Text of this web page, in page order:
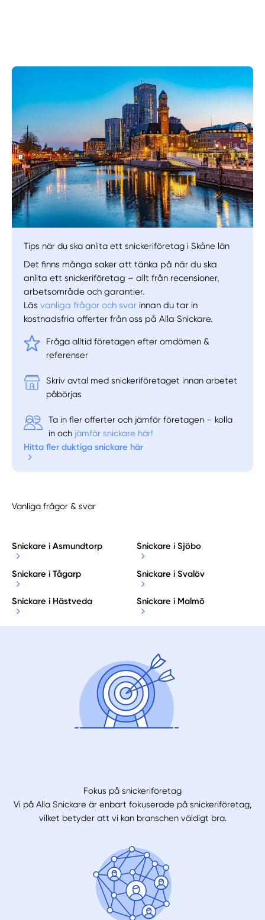
Få hjälp
Välj tillvägagångssätt
Tips när du ska anlita ett snickeriföretag i Skåne län
Det finns många saker att tänka på när du ska
anlita ett snickeriföretag – allt från recensioner,
arbetsområde och garantier.
Läsvanliga frågor och svar innan du tar in
kostnadsfria offerter från oss på Alla Snickare.
Fråga alltid företagen efter omdömen &
referenser
Skriv avtal med snickeriföretaget innan arbetet
påbörjas
Ta in fler offerter och jämför företagen – kolla
in och jämför snickare här!
Hitta fler duktiga snickare här
Vanliga frågor & svar
Snickare i Asmundtorp Snickare i Sjöbo
Snickare i Tågarp Snickare i Svalöv
Snickare i Hästveda Snickare i Malmö
Fokus på snickeriföretag
Vi på Alla Snickare är enbart fokuserade på snickeriföretag,
vilket betyder att vi kan branschen väldigt bra.